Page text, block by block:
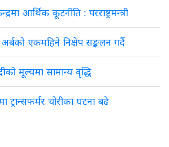
आर्थिक कूटनीति : परराष्ट्रमन्त्री
एकमहिने निक्षेप सङ्कलन गर्दै
मूल्यमा सामान्य वृद्धि
ट्रान्सफर्मर चोरीका घटना बढे